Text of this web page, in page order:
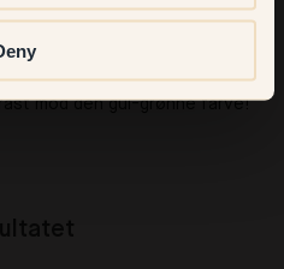
Verde, som er en gul-grøn farve
meget godt med andre
røde lampe jeg har i loftet,
mod den gul-grønne farve!